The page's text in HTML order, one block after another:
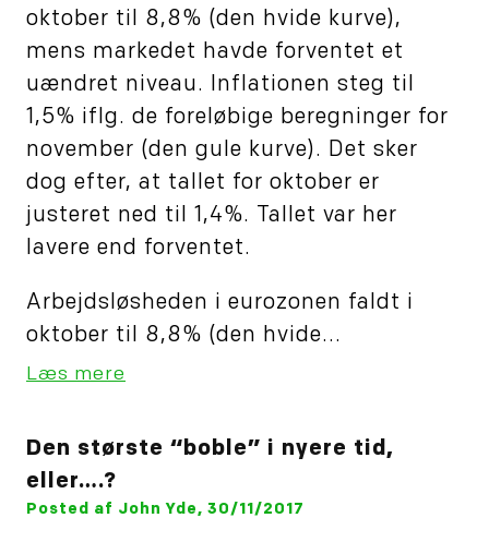
oktober til 8,8% (den hvide kurve),
mens markedet havde forventet et
uændret niveau. Inflationen steg til
1,5% iflg. de foreløbige beregninger for
november (den gule kurve). Det sker
dog efter, at tallet for oktober er
justeret ned til 1,4%. Tallet var her
lavere end forventet.
Arbejdsløsheden i eurozonen faldt i
oktober til 8,8% (den hvide...
Læs mere
Den største “boble” i nyere tid,
eller….?
Posted af John Yde, 30/11/2017